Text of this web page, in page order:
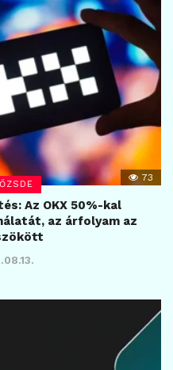
73
Az OKX 50%-kal
az árfolyam az